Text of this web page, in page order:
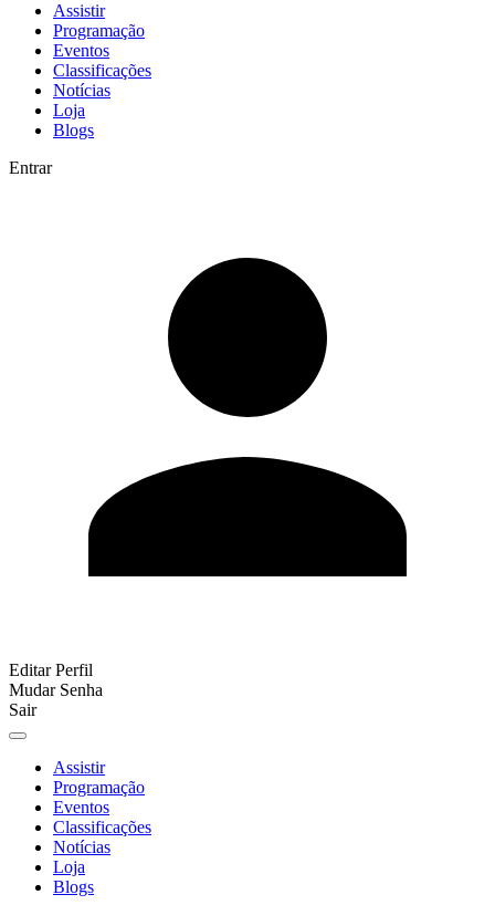
Assistir
Programação
Eventos
Classificações
Notícias
Loja
Blogs
Entrar
Editar Perfil
Mudar Senha
Sair
Assistir
Programação
Eventos
Classificações
Notícias
Loja
Blogs